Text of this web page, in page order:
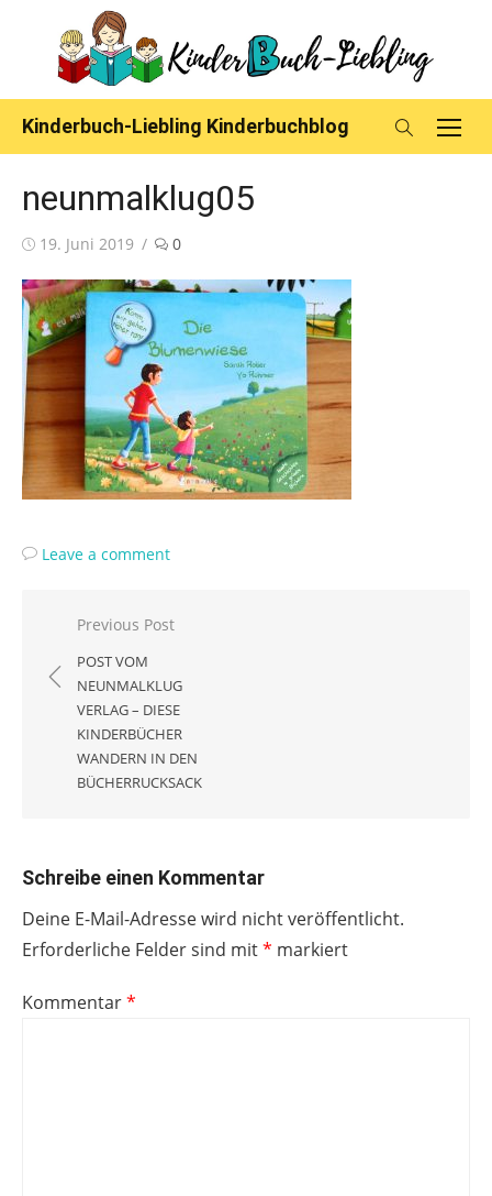
content
Kinderbuch-Liebling Kinderbuchblog
neunmalklug05
Posted
19. Juni 2019 0
Leave a comment
Beitragsnavigation
Previous Post
POST VOM
NEUNMALKLUG
VERLAG – DIESE
KINDERBÜCHER
WANDERN IN DEN
BÜCHERRUCKSACK
Schreibe einen Kommentar
Deine E-Mail-Adresse wird nicht veröffentlicht.
Erforderliche Felder sind mit* markiert
Kommentar*